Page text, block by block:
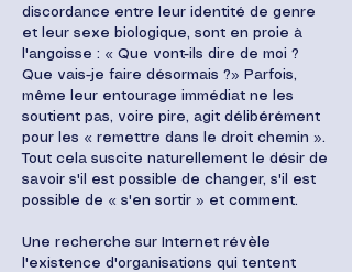
discordance entre leur identité de genre
et leur sexe biologique, sont en proie à
l'angoisse : « Que vont-ils dire de moi ?
Que vais-je faire désormais ?» Parfois,
même leur entourage immédiat ne les
soutient pas, voire pire, agit délibérément
pour les « remettre dans le droit chemin ».
Tout cela suscite naturellement le désir de
savoir s'il est possible de changer, s'il est
possible de « s'en sortir » et comment.
Une recherche sur Internet révèle
l'existence d'organisations qui tentent